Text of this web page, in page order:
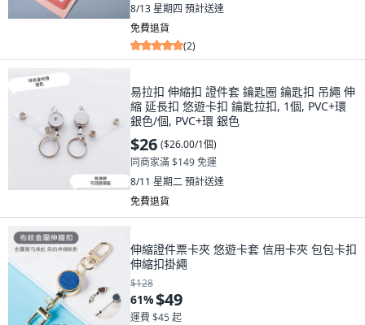
8/13 星期四 預計送達
免費退貨
(2)
易拉扣 伸縮扣 證件套 鑰匙圈 鑰匙扣 吊繩 伸
縮 延長扣 悠遊卡扣 鑰匙拉扣, 1個, PVC+環
銀色/個, PVC+環 銀色
$26 ($26.00/1個)
同商家滿 $149 免運
8/11 星期二預計送達
免費退貨
伸縮證件票卡夾 悠遊卡套 信用卡夾 包包卡扣
伸縮扣掛繩
$128
61%$49
運費 $45 起